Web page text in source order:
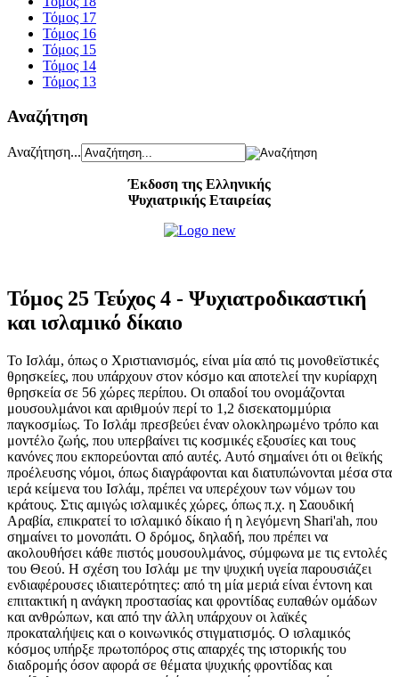
Τόμος 17
Τόμος 16
Τόμος 15
Τόμος 14
Τόμος 13
Αναζήτηση
Αναζήτηση...
Έκδοση της Ελληνικής
Ψυχιατρικής Εταιρείας
Τόμος 25 Τεύχος 4 - Ψυχιατροδικαστική
και ισλαμικό δίκαιο
Το Ισλάμ, όπως ο Χριστιανισμός, είναι μία από τις μονοθεϊστικές
θρησκείες, που υπάρχουν στον κόσμο και αποτελεί την κυρίαρχη
θρησκεία σε 56 χώρες περίπου. Οι οπαδοί του ονομάζονται
μουσουλμάνοι και αριθμούν περί το 1,2 δισεκατομμύρια
παγκοσμίως. Το Ισλάμ πρεσβεύει έναν ολοκληρωμένο τρόπο και
μοντέλο ζωής, που υπερβαίνει τις κοσμικές εξουσίες και τους
κανόνες που εκπορεύονται από αυτές. Αυτό σημαίνει ότι οι θεϊκής
προέλευσης νόμοι, όπως διαγράφονται και διατυπώνονται μέσα στα
ιερά κείμενα του Ισλάμ, πρέπει να υπερέχουν των νόμων του
κράτους. Στις αμιγώς ισλαμικές χώρες, όπως π.χ. η Σαουδική
Αραβία, επικρατεί το ισλαμικό δίκαιο ή η λεγόμενη Shari'ah, που
σημαίνει το μονοπάτι. Ο δρόμος, δηλαδή, που πρέπει να
ακολουθήσει κάθε πιστός μουσουλμάνος, σύμφωνα με τις εντολές
του Θεού. Η σχέση του Ισλάμ με την ψυχική υγεία παρουσιάζει
ενδιαφέρουσες ιδιαιτερότητες: από τη μία μεριά είναι έντονη και
επιτακτική η ανάγκη προστασίας και φροντίδας ευπαθών ομάδων
και ανθρώπων, και από την άλλη υπάρχουν οι λαϊκές
προκαταλήψεις και ο κοινωνικός στιγματισμός. Ο ισλαμικός
κόσμος υπήρξε πρωτοπόρος στις απαρχές της ιστορικής του
διαδρομής όσον αφορά σε θέματα ψυχικής φροντίδας και